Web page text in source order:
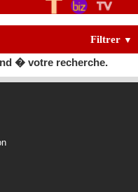
Filtrer ▼
� votre recherche.